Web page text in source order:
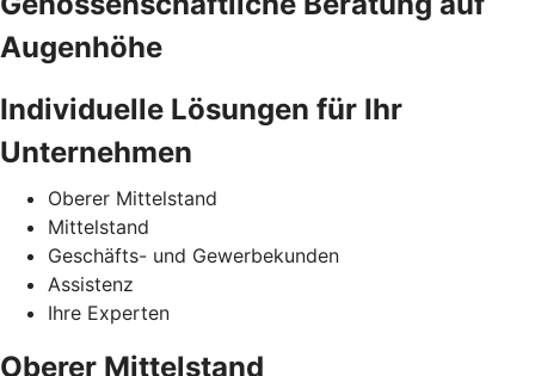
Augenhöhe
Individuelle Lösungen für Ihr
Unternehmen
Oberer Mittelstand
Mittelstand
Geschäfts- und Gewerbekunden
Assistenz
Ihre Experten
Oberer Mittelstand